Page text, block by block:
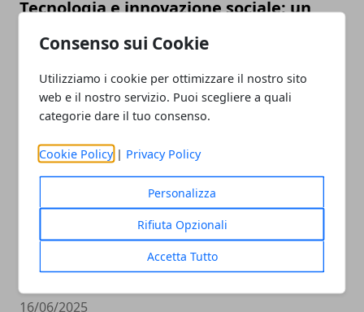
Consenso sui Cookie
Utilizziamo i cookie per ottimizzare il nostro sito
web e il nostro servizio. Puoi scegliere a quali
categorie dare il tuo consenso.
Cookie Policy | Privacy Policy
Personalizza
Rifiuta Opzionali
Accetta Tutto
Tecnologia e innovazione sociale: un
Intelligenza Artificiale e lavoro: perché
le automazioni stanno cambiando il
modo in cui lavoriamo
16/06/2025